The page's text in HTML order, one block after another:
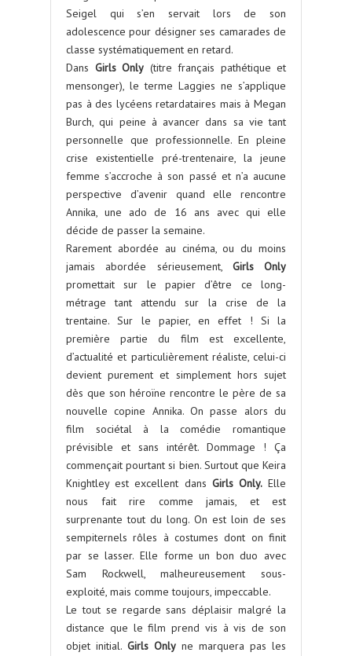
Seigel qui s’en servait lors de son
adolescence pour désigner ses camarades de
classe systématiquement en retard.
Dans Girls Only (titre français pathétique et
mensonger), le terme Laggies ne s’applique
pas à des lycéens retardataires mais à Megan
Burch, qui peine à avancer dans sa vie tant
personnelle que professionnelle. En pleine
crise existentielle pré-trentenaire, la jeune
femme s’accroche à son passé et n’a aucune
perspective d’avenir quand elle rencontre
Annika, une ado de 16 ans avec qui elle
décide de passer la semaine.
Rarement abordée au cinéma, ou du moins
jamais abordée sérieusement, Girls Only
promettait sur le papier d’être ce long-
métrage tant attendu sur la crise de la
trentaine. Sur le papier, en effet ! Si la
première partie du film est excellente,
d’actualité et particulièrement réaliste, celui-ci
devient purement et simplement hors sujet
dès que son héroïne rencontre le père de sa
nouvelle copine Annika. On passe alors du
film sociétal à la comédie romantique
prévisible et sans intérêt. Dommage ! Ça
commençait pourtant si bien. Surtout que Keira
Knightley est excellent dans Girls Only.Elle
nous fait rire comme jamais, et est
surprenante tout du long. On est loin de ses
sempiternels rôles à costumes dont on finit
par se lasser. Elle forme un bon duo avec
Sam Rockwell, malheureusement sous-
exploité, mais comme toujours, impeccable.
Le tout se regarde sans déplaisir malgré la
distance que le film prend vis à vis de son
objet initial. Girls Only ne marquera pas les